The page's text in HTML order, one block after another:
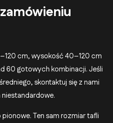
cm, wysokość 40–120 cm
60 gotowych kombinacji. Jeśli
skontaktuj się z nami
Ten sam rozmiar tafli